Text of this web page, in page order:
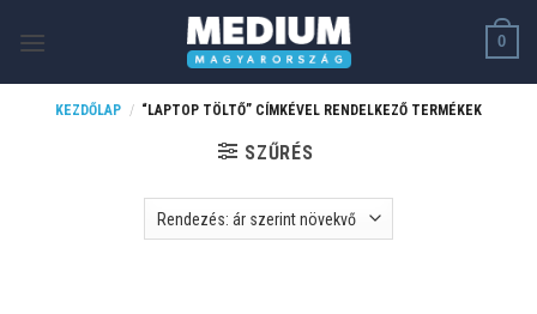
0
KEZDŐLAP / “LAPTOP TÖLTŐ” CÍMKÉVEL RENDELKEZŐ TERMÉKEK
SZŰRÉS